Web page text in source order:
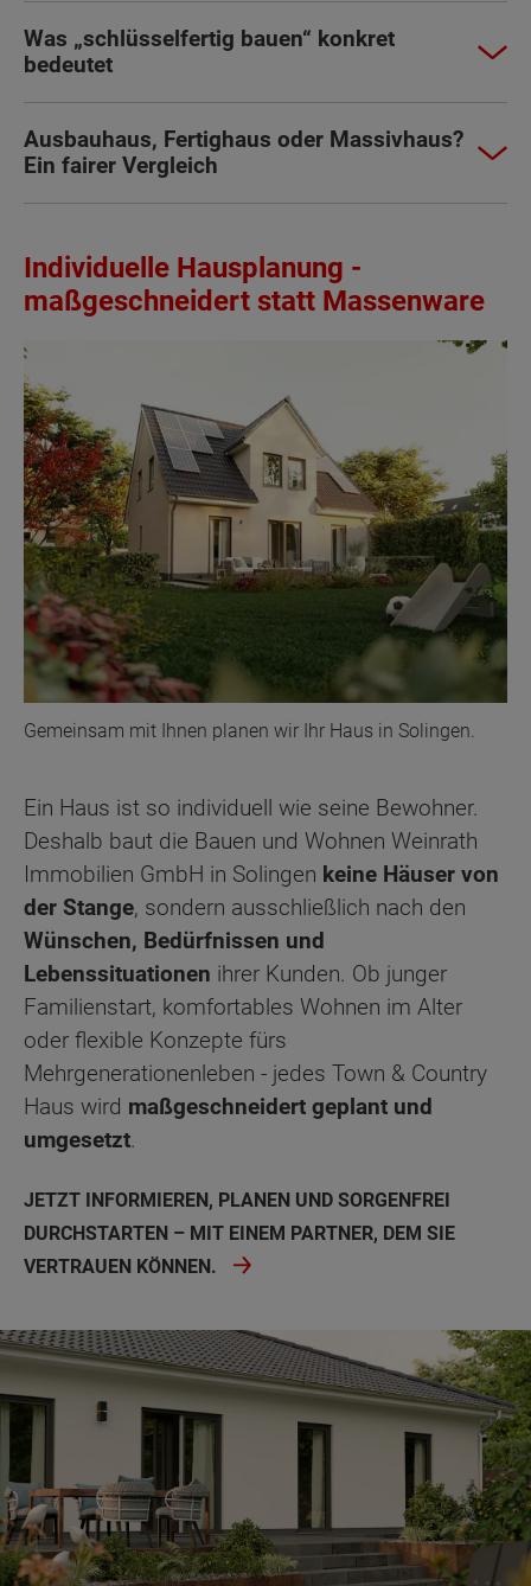
Was „schlüsselfertig bauen“ konkret
bedeutet
Ausbauhaus, Fertighaus oder Massivhaus?
Ein fairer Vergleich
Individuelle Hausplanung -
maßgeschneidert statt Massenware
Gemeinsam mit Ihnen planen wir Ihr Haus in Solingen.
Ein Haus ist so individuell wie seine Bewohner.
Deshalb baut die Bauen und Wohnen Weinrath
Immobilien GmbH in Solingen keine Häuser von
der Stange, sondern ausschließlich nach den
Wünschen, Bedürfnissen und
Lebenssituationen ihrer Kunden. Ob junger
Familienstart, komfortables Wohnen im Alter
oder flexible Konzepte fürs
Mehrgenerationenleben - jedes Town & Country
Haus wird maßgeschneidert geplant und
umgesetzt.
JETZT INFORMIEREN, PLANEN UND SORGENFREI
DURCHSTARTEN – MIT EINEM PARTNER, DEM SIE
VERTRAUEN KÖNNEN.